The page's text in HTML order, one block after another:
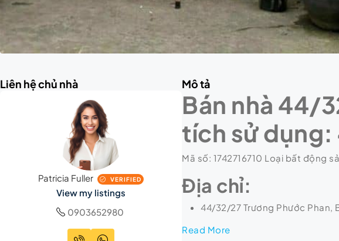
Liên hệ chủ nhà
Patricia Fuller VERIFIED
View my listings
0903652980
Mô tả
Bán nhà 44/
tích sử dụng:
Mã số: 1742716710 Loại bất động
Địa chỉ:
44/32/27 Trương Phước Phan,
Read More